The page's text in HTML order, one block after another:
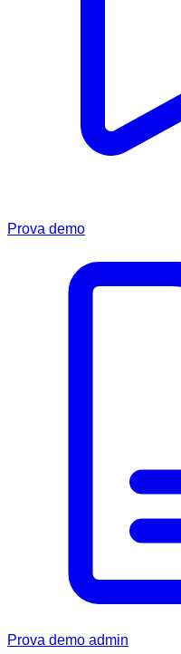
Prova demo
Prova demo admin